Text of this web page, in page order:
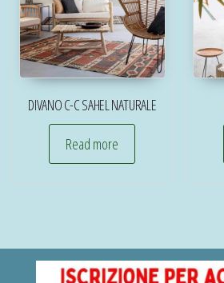
DIVANO C-C SAHEL NATURALE
Read more